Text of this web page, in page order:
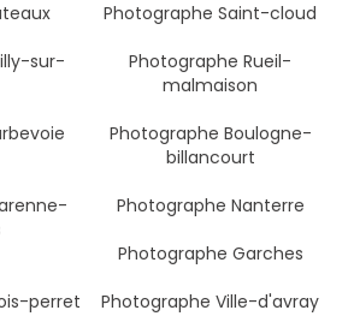
Photographe Saint-cloud
sur-
Photographe Rueil-
malmaison
Photographe Boulogne-
billancourt
Photographe Nanterre
Photographe Garches
perret
Photographe Ville-d'avray